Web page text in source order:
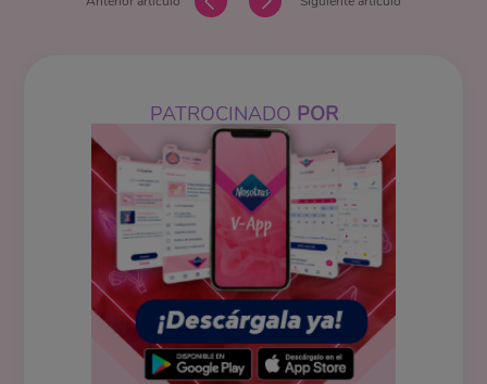
PATROCINADO POR